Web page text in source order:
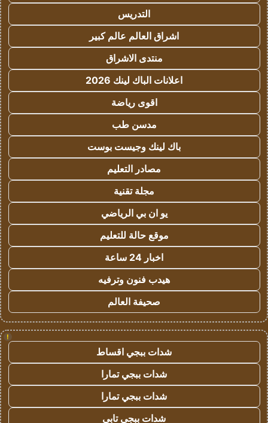
التدريس
اشراق العالم عالم كبير
منتدى الاشراق
اعلانات الباك لينك 2026
اقوى رياضة
مدسن طب
باك لينك وجيست بوست
مصادر التعليم
مجلة تقنية
يو ان بي الرياضي
موقع حالة للتعليم
اخبار 24 ساعة
هيدب فنون وترفيه
صحيفة العالم
!
شدات ببجي اقساط
شدات ببجي تمارا
شدات ببجي تمارا
شدات ببجي تابي